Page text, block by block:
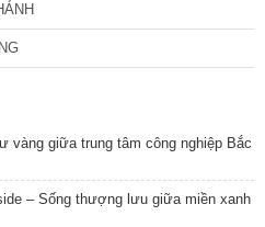
vàng giữa trung tâm công nghiệp Bắc
– Sống thượng lưu giữa miền xanh